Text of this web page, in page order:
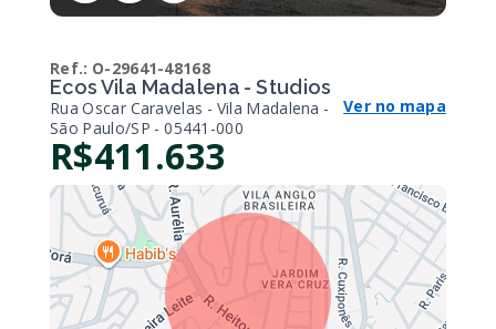
Ref.: O-29641-48168
Ecos Vila Madalena - Studios
Rua Oscar Caravelas - Vila Madalena -
São Paulo/SP - 05441-000
Ver no mapa
R$411.633